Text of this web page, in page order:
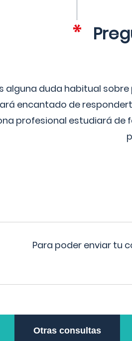
alguna duda habitual
encantado de
profesional estudiará de
Para poder enviar tu
Otras consultas